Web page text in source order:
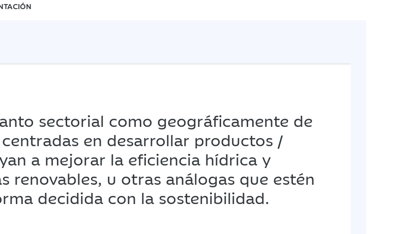
sectorial como geográficamente de
en desarrollar productos /
a mejorar la eficiencia hídrica y
renovables, u otras análogas que estén
decidida con la sostenibilidad.